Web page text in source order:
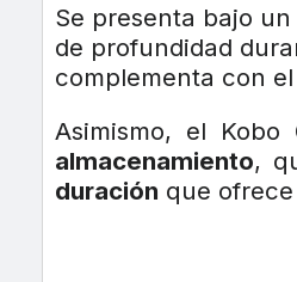
Se presenta bajo un
de profundidad
complementa con el
Asimismo, el
almacenamiento,
duración que